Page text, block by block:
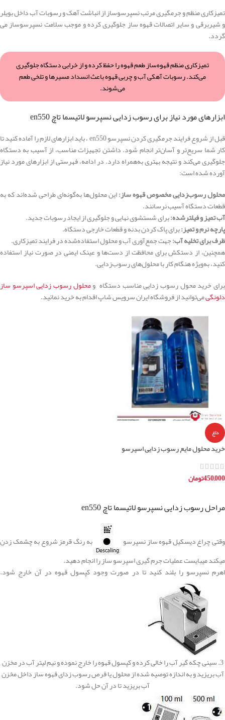
تمیزکاری منظم و جرمگیری مرتب نسپرسوساز از انباشت آهک و رسوبات آب داخل بویلر
و شیربرقی و سایر اتصالات قهوه ساز جلوگیری کرده و موجب سلامت نسپرسوساز می
گردد.
تمیزکاری منظم قهوه‌ساز طعم قهوه را حفظ کرده و از خرابی دستگاه جلوگیری
می‌کند. رسوبات آهکی آب و چربی قهوه باعث انسداد مسیرها و تلخی طعم
می‌شوند.
ابزارهای مورد نیاز برای رسوب زدایی نسپرسو لاتیسما تاچ en550
قبل از شروع فرایند جرمگیری کردن نسپرسو en550 ، باید ابزارهای لازم را آماده کنید تا
کار شما سریع‌تر و آسان‌تر انجام شود. داشتن تجهیزات مناسب، از آسیب به دستگاه
جلوگیری می‌کند و نتیجه بهتری به‌همراه دارد. در ادامه، فهرستی از ابزارهای مورد نیاز
آورده شده است:
محلول رسوب‌زدایی مخصوص قهوه ساز:این محلول‌ها به‌گونه‌ای طراحی شده‌اند که به
قطعات دستگاه آسیب نرسانند.
آب تمیز و فیلترشده:برای شستشوی نهایی و جلوگیری از ایجاد رسوبات جدید.
پارچه نرم و تمیز:برای پاک کردن بدنه و قطعات خارجی دستگاه.
ظرف برای تخلیه آب:جهت جمع‌آوری آب و محلول استفاده‌شده در فرایند تمیزکاری.
همچنین، از دستکش برای محافظت از دست‌ها و عینک ایمنی در صورت نیاز استفاده
کنید، به‌ویژه هنگام کار با محلول‌های رسوب‌زدایی.
برای خرید محول رسوب زدایی مناسب دستگاه ومحلول رسوب زدایی اسپرسو ساز
دلونگیمی‌توانید از فروشگاه ایران سرویس شاپ اقدام به خرید نمائید.
داغ
خرید محلول مایع رسوب زدایی اسپرسو
450,000تومان
مراحل رسوب زدایی نسپرسو لاتیسما تاچ en550
وقتی چراغ دیسکیل قهوه ساز نسپرسو
به رنگ قرمز شروع به چشمک زدن
میکند میبایست عملیاتجرم گیری اسپرسو سازرا انجام دهید.
اهرم نسپرسو را بلند کنید تا در صورت وجود کپسول قهوه در آن خارج شود.
3. سینی چکه گیر آب را خالی کرده و کپسول قهوه را خارج نموده و نیم لیتر آب در مخزن
آب بریزید و به اندازه توصیه شده از محلول یا قرص رسوب زدای قهوه ساز داخل مخزن
آب بریزید تا در آن حل شود.